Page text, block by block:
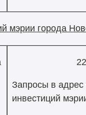
мэрии города
Запросы в адрес
инвестиций